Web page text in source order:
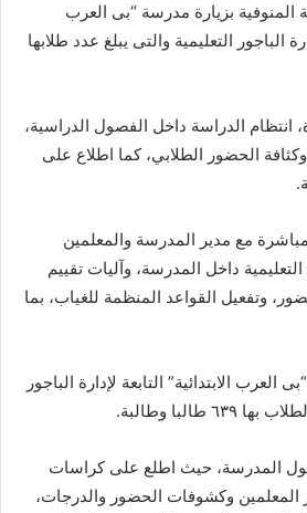
المنوفية بزيارة مدرسة “بى العرب
الباجور التعليمية والتى يبلغ عدد طلابها
انتظام الدراسة داخل الفصول الدراسية،
الحضور الطلابي، كما اطلاع على
مع مدير المدرسة والمعلمين
داخل المدرسة، وآليات تقييم
وتفعيل القواعد المنظمة للغياب، بما
الابتدائية” التابعة لإدارة الباجور
طالبا وطالبة.
المدرسة، حيث اطلع على كراسات
المعلمين وكشوفات الحضور والدرجات،